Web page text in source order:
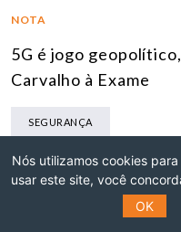
NOTA
5G é jogo
Carvalho à Exame
SEGURANÇA
Nós utilizamos cookies
usar este site, você
OK